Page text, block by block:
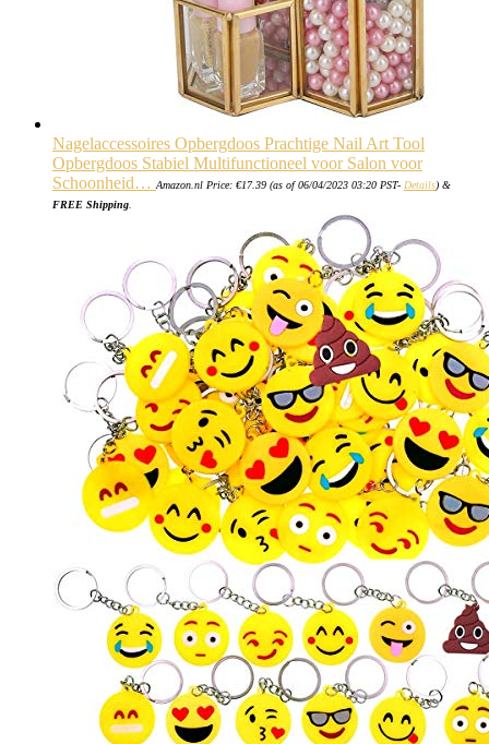
Nagelaccessoires Opbergdoos Prachtige Nail Art Tool
Opbergdoos Stabiel Multifunctioneel voor Salon voor
Schoonheid… Amazon.nl Price: €17.39 (as of 06/04/2023 03:20 PST- Details) &
FREE Shipping